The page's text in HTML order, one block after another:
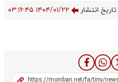
تاریخ انتشار ۱۴۰۴/۰۱/۲۲ ۰۳:۱۶:۴۵